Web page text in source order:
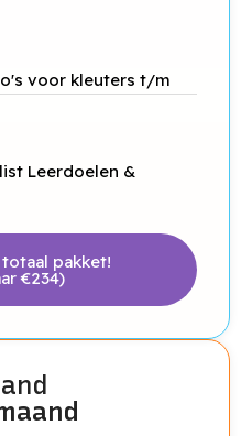
voor kleuters t/m
Leerdoelen &
pakket!
€234)